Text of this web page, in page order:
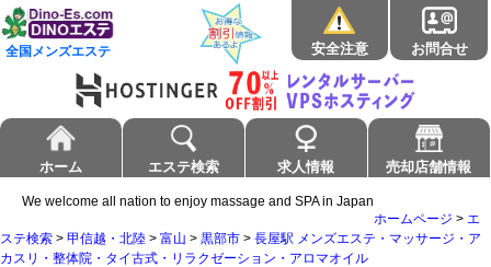
全国メンズエステ 安全注意 お問合せ
ホーム エステ検索 求人情報 売却店舗情報
We welcome all nation to enjoy massage and SPA in Japan
ホームページ > エ
ステ検索 > 甲信越・北陸 > 富山 > 黒部市 > 長屋駅 メンズエステ・マッサージ・ア
カスリ・整体院・タイ古式・リラクゼーション・アロマオイル